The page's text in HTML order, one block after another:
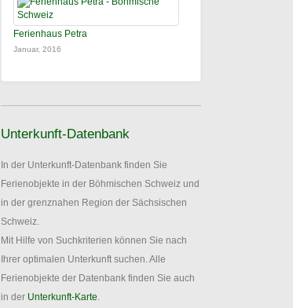
Ferienhaus Petra
Januar, 2016
Unterkunft-Datenbank
In der Unterkunft-Datenbank finden Sie
Ferienobjekte in der Böhmischen Schweiz und
in der grenznahen Region der Sächsischen
Schweiz.
Mit Hilfe von Suchkriterien können Sie nach
Ihrer optimalen Unterkunft suchen. Alle
Ferienobjekte der Datenbank finden Sie auch
in der Unterkunft-Karte.